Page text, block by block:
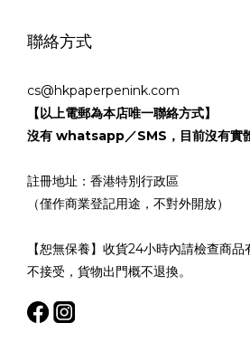
聯絡方式
cs@hkpaperpenink.com
【以上電郵為本店唯一聯絡方式】
沒有 whatsapp／SMS，目前沒有實體
註冊地址：香港特別行政區
（僅作商業登記用途，不對外開放）
【恕無保養】收貨24小時內請檢查商
不接受，貨物出門概不退換。